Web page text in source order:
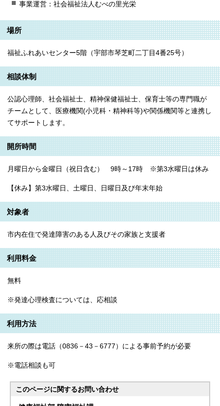
事業運営：社会福祉法人むべの里光栄
場所
福祉ふれあいセンター5階（宇部市琴芝町二丁目4番25号）
相談体制
公認心理師、社会福祉士、精神保健福祉士、保育士等の専門職が
チームとして、医療機関(小児科・精神科等)や関係機関等と連携し
てサポートします。
開所時間
月曜日から金曜日（祝日含む） 9時～17時 ※第3水曜日は休み
【休み】第3水曜日、土曜日、日曜日及び年末年始
対象者
市内在住で発達障害のある人及びその家族と支援者
利用料金
無料
※発達心理検査については、応相談
利用方法
来所の際は電話（0836－43－6777）による事前予約が必要
※電話相談も可
このページに関するお問い合わせ